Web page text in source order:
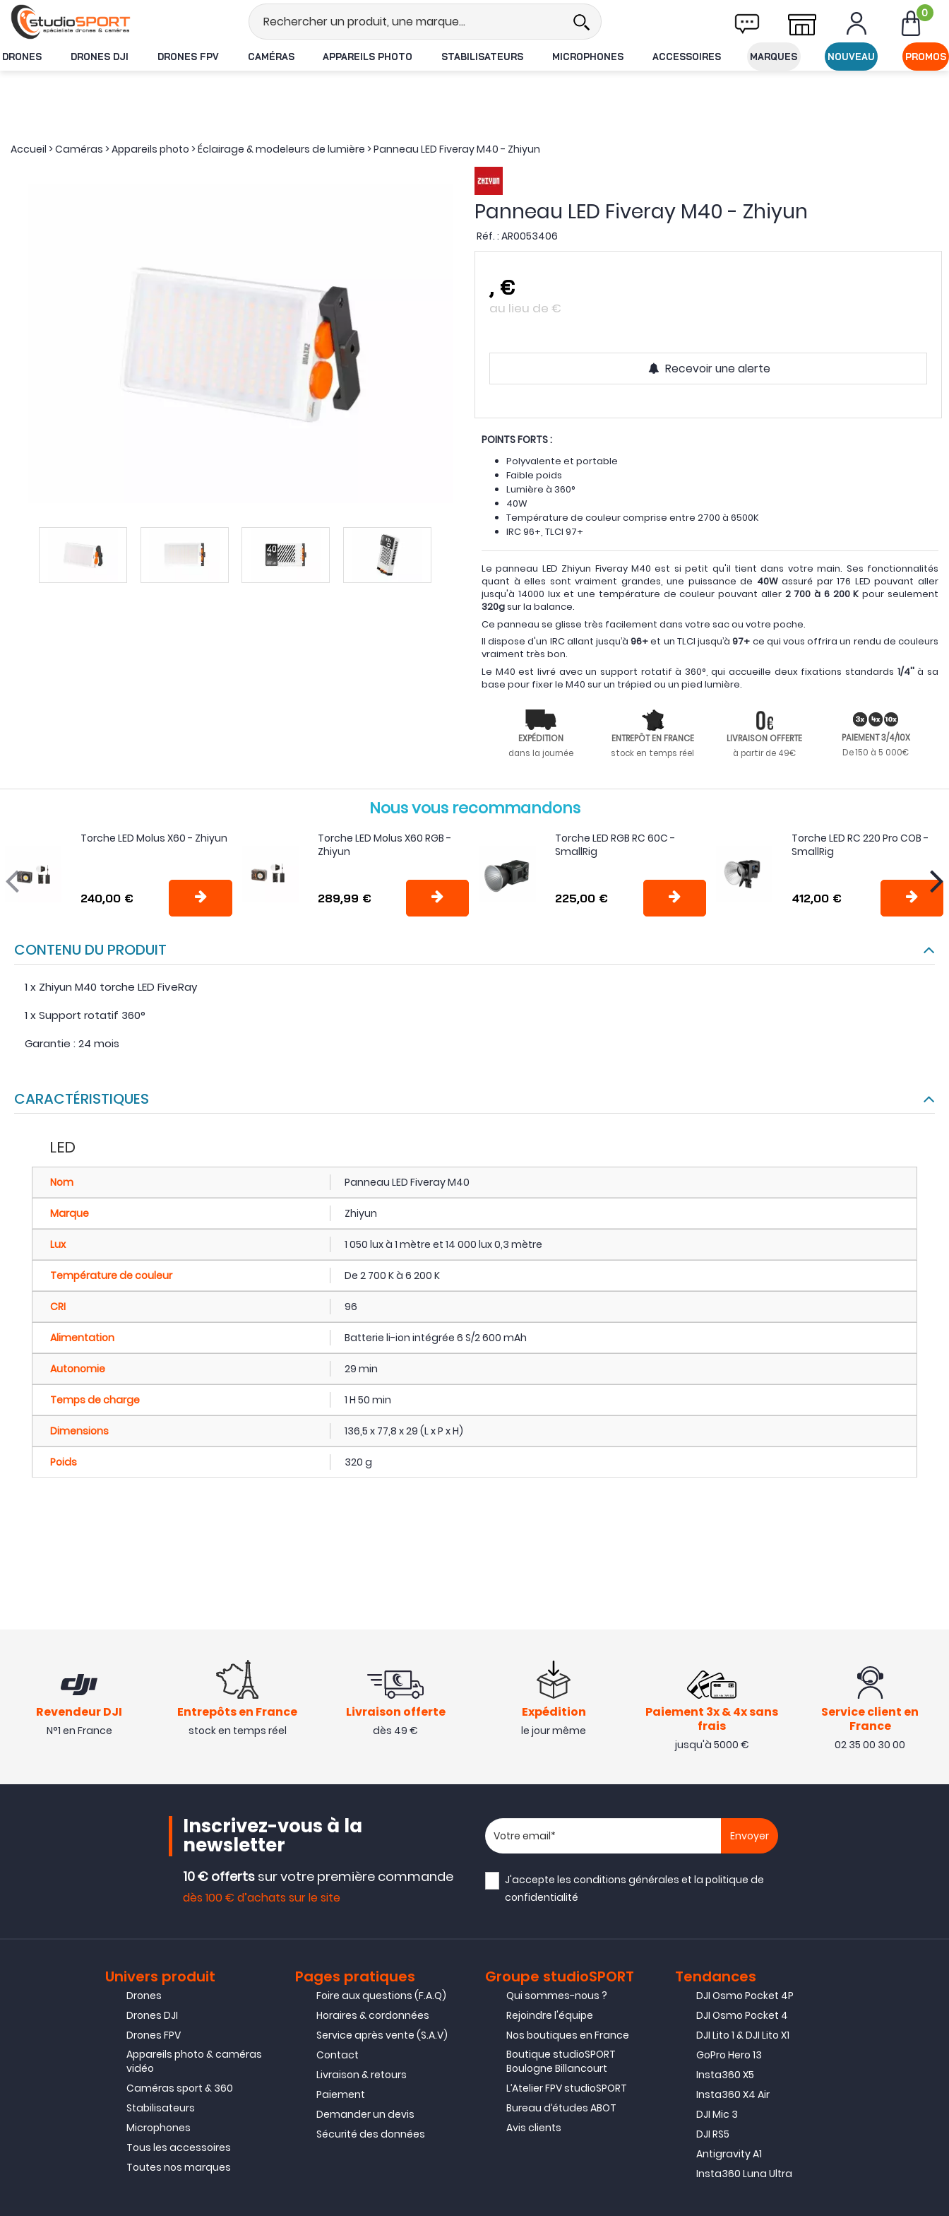
Stock en temps réel Livraison offerte dès 49€ d'achat 0
DRONES DRONES DJI DRONES FPV CAMÉRAS APPAREILS PHOTO STABILISATEURS MICROPHONES ACCESSOIRES MARQUES NOUVEAU PROMOS
Accueil >Caméras >Appareils photo >Éclairage & modeleurs de lumière >Panneau LED Fiveray M40 - Zhiyun
Panneau LED Fiveray M40 - Zhiyun
Réf. : AR0053406
, €
au lieu de €
Recevoir une alerte
POINTS FORTS :
Polyvalente et portable
Faible poids
Lumière à 360°
40W
Température de couleur comprise entre 2700 à 6500K
IRC 96+, TLCI 97+
Le panneau LED Zhiyun Fiveray M40 est si petit qu'il tient dans votre main. Ses fonctionnalités
quant à elles sont vraiment grandes, une puissance de 40Wassuré par 176 LED pouvant aller
jusqu'à 14000 lux et une température de couleur pouvant aller 2 700 à 6 200 K pour seulement
320gsur la balance.
Ce panneau se glisse très facilement dans votre sac ou votre poche.
Il dispose d'un IRC allant jusqu’à96+et un TLCI jusqu’à 97+ ce qui vous offrira un rendu de couleurs
vraiment très bon.
Le M40 est livré avec un support rotatif à 360°, qui accueille deux fixations standards 1/4''à sa
base pour fixer le M40 sur un trépied ou un pied lumière.
EXPÉDITION
dans la journée
ENTREPÔT EN FRANCE
stock en temps réel
LIVRAISON OFFERTE
à partir de 49€
PAIEMENT 3/4/10X
De 150 à 5 000€
Nous vous recommandons
Torche LED Molus X60 - Zhiyun
240,00 €
Torche LED Molus X60 RGB -
Zhiyun
289,99 €
Torche LED RGB RC 60C -
SmallRig
225,00 €
Torche LED RC 220 Pro COB -
SmallRig
412,00 €
CONTENU DU PRODUIT
1 x Zhiyun M40 torche LED FiveRay
1 x Support rotatif 360°
Garantie : 24 mois
CARACTÉRISTIQUES
LED
Nom Panneau LED Fiveray M40
Marque Zhiyun
Lux 1 050 lux à 1 mètre et 14 000 lux 0,3 mètre
Température de couleur De 2 700 K à 6 200 K
CRI 96
Alimentation Batterie li-ion intégrée 6 S/2 600 mAh
Autonomie 29 min
Temps de charge 1 H 50 min
Dimensions 136,5 x 77,8 x 29 (L x P x H)
Poids 320 g
Revendeur DJI
N°1 en France
Entrepôts en France
stock en temps réel
Livraison offerte
dès 49 €
Expédition
le jour même
Paiement 3x & 4x sans
frais
jusqu'à 5000 €
Service client en
France
02 35 00 30 00
Inscrivez-vous à la
newsletter
10 € offerts sur votre première commande
dès 100 € d’achats sur le site
Votre adresse email
J'accepte lesconditions générales et lapolitique de
confidentialité
Univers produit
Drones
Drones DJI
Drones FPV
Appareils photo & caméras
vidéo
Caméras sport & 360
Stabilisateurs
Microphones
Tous les accessoires
Toutes nos marques
Pages pratiques
Foire aux questions (F.A.Q)
Horaires & cordonnées
Service après vente (S.A.V)
Contact
Livraison & retours
Paiement
Demander un devis
Sécurité des données
Groupe studioSPORT
Qui sommes-nous ?
Rejoindre l'équipe
Nos boutiques en France
Boutique studioSPORT
Boulogne Billancourt
L’Atelier FPV studioSPORT
Bureau d’études ABOT
Avis clients
Tendances
DJI Osmo Pocket 4P
DJI Osmo Pocket 4
DJI Lito 1 & DJI Lito X1
GoPro Hero 13
Insta360 X5
Insta360 X4 Air
DJI Mic 3
DJI RS5
Antigravity A1
Insta360 Luna Ultra